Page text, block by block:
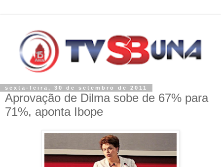
sexta-feira, 30 de setembro de 2011
Aprovação de Dilma sobe de 67% para
71%, aponta Ibope